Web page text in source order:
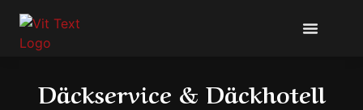
Däckservice & Däckhotell